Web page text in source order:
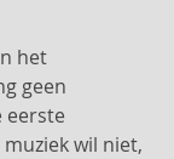
het
geen
eerste
wil niet,